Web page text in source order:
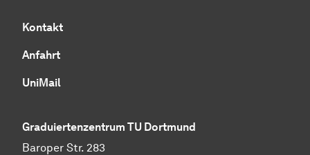
Kontakt
Anfahrt
UniMail
Graduiertenzentrum TU Dortmund
Baroper Str. 283